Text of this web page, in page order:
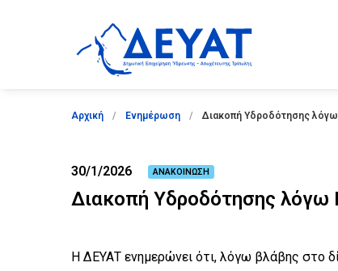
Breadcrumb
Αρχική Ενημέρωση Διακοπή Υδροδότησης
30/1/2026 ΑΝΑΚΟΙΝΩΣΗ
Διακοπή Υδροδότησης λόγω
Η ΔΕΥΑΤ ενημερώνει ότι, λόγω βλάβης στο